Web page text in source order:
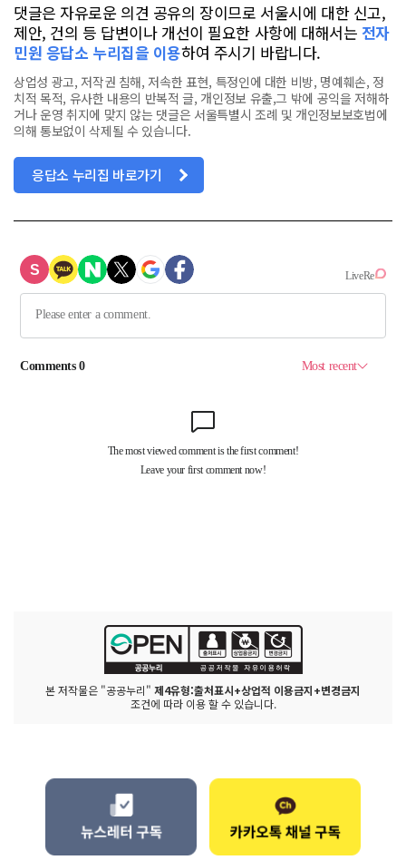
댓글은 자유로운 의견 공유의 장이므로 서울시에 대한 신고,
제안, 건의 등 답변이나 개선이 필요한 사항에 대해서는 전자
민원 응답소 누리집을 이용하여 주시기 바랍니다.
상업성 광고, 저작권 침해, 저속한 표현, 특정인에 대한 비방, 명예훼손, 정
치적 목적, 유사한 내용의 반복적 글, 개인정보 유출,그 밖에 공익을 저해하
거나 운영 취지에 맞지 않는 댓글은 서울특별시 조례 및 개인정보보호법에
의해 통보없이 삭제될 수 있습니다.
응답소 누리집 바로가기
본 저작물은 "공공누리" 제4유형:출처표시+상업적 이용금지+변경금지
조건에 따라 이용 할 수 있습니다.